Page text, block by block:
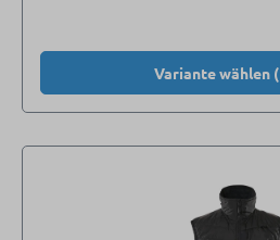
Variante wählen (